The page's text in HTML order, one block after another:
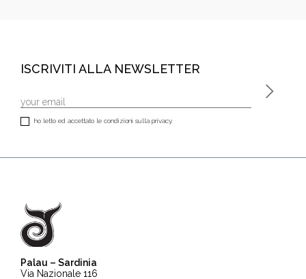
ISCRIVITI ALLA NEWSLETTER
ho letto ed accettato le condizioni sulla privacy.
Palau – Sardinia
Via Nazionale 116